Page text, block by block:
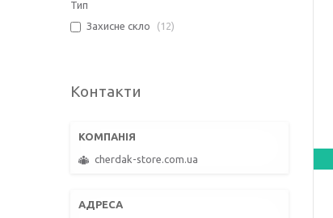
Тип
Захисне скло
12
Контакти
cherdak-store.com.ua